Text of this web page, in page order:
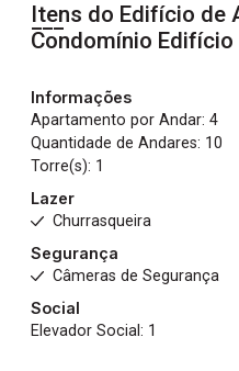
Itens do Edifício de
Condomínio
Informações
Apartamento por Andar: 4
Quantidade de Andares: 10
Torre(s): 1
Lazer
Churrasqueira
Segurança
Câmeras de Segurança
Social
Elevador Social: 1